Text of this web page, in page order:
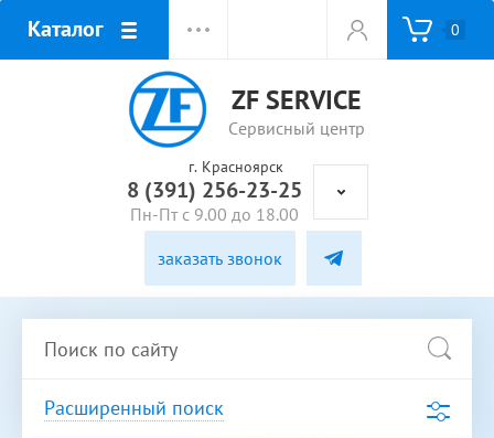
Каталог 0
ZF SERVICE
Сервисный центр
г. Красноярск
8 (391) 256-23-25
Пн-Пт с 9.00 до 18.00
заказать звонок
Расширенный поиск